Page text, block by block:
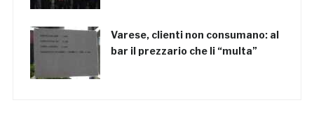
Varese, clienti non consumano: al
bar il prezzario che li “multa”